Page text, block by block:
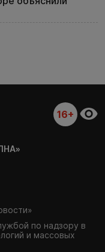
16+
по надзору в
и массовых